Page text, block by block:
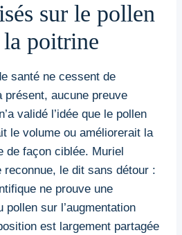
sur le pollen
la poitrine
santé ne cessent de
présent, aucune preuve
validé l’idée que le pollen
le volume ou améliorerait la
de façon ciblée. Muriel
reconnue, le dit sans détour :
ne prouve une
pollen sur l’augmentation
est largement partagée